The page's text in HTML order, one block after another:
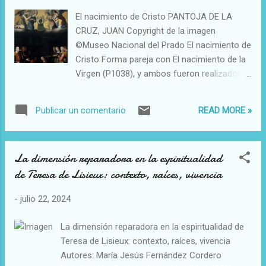
El nacimiento de Cristo PANTOJA DE LA
CRUZ, JUAN Copyright de la imagen
©Museo Nacional del Prado El nacimiento de
Cristo Forma pareja con El nacimiento de la
Virgen (P1038), y ambos fueron realizados
donde tenía su sede la Corte en esos años.
En ellos se aprecia una mezcla de narración
del Siglo de Oro, pues varios de los
personajes que interpretan el papel de
hermanos Fernando, Leopoldo y Maximiliano
Ernesto. El pintor ha hecho uso de lo que en
esa época se denominaban retratos a lo
Publicar un comentario READ MORE »
La dimensión reparadora en la espiritualidad
de Teresa de Lisieux: contexto, raíces, vivencia
- julio 22, 2024
La dimensión reparadora en la espiritualidad de
Teresa de Lisieux: contexto, raíces, vivencia
Autores: María Jesús Fernández Cordero